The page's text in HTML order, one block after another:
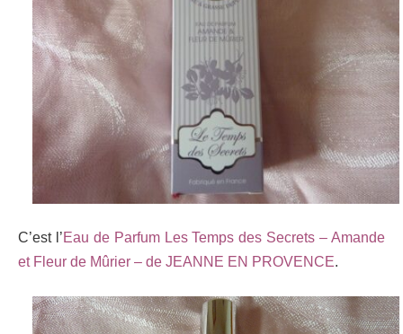
C’est l’Eau de Parfum Les Temps des Secrets – Amande
et Fleur de Mûrier – de JEANNE EN PROVENCE.